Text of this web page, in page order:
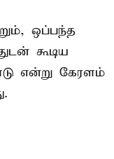
ஒப்பந்த
கூடிய
என்று கேரளம்